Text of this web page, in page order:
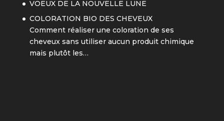
VOEUX DE LA NOUVELLE LUNE
COLORATION BIO DES CHEVEUX
Comment réaliser une coloration de ses
cheveux sans utiliser aucun produit chimique
mais plutôt les…